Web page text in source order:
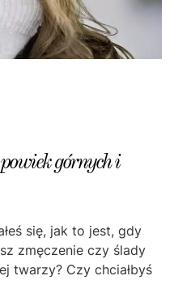
górnych i
się, jak to jest, gdy
zmęczenie czy ślady
twarzy? Czy chciałbyś